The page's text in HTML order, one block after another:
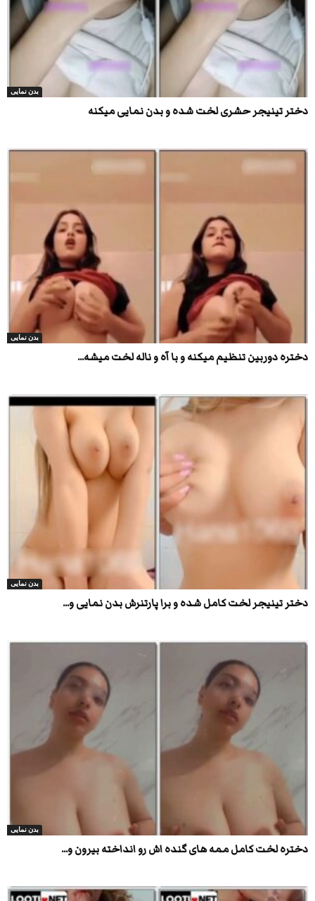
بدن نمایی
دختر تینیجر حشری لخت شده و بدن نمایی میکنه
بدن نمایی
دختره دوربین تنظیم میکنه و با آه و ناله لخت میشه...
بدن نمایی
دختر تینیجر لخت کامل شده و برا پارتنرش بدن نمایی و...
بدن نمایی
دختره لخت کامل ممه های گنده اش رو انداخته بیرون و...